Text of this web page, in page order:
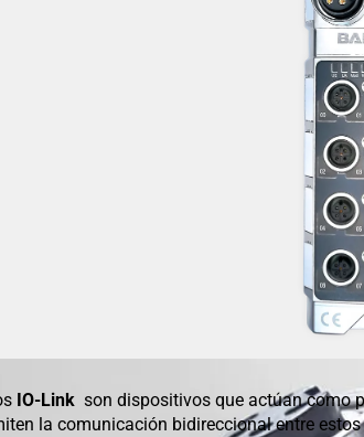
IO-Linkson dispositivos que actúan como
la comunicación bidireccional entre